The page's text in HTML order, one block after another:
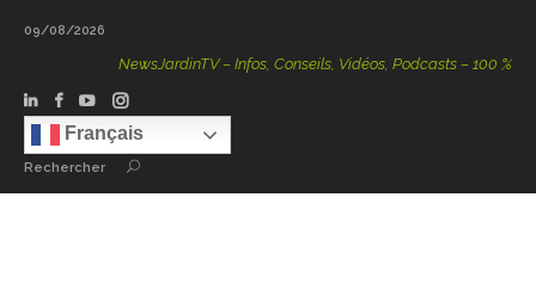
09/08/2026
NewsJardinTV – Infos, Conseils, Vidéos, Podcasts – 100 % Nature
Français
Rechercher